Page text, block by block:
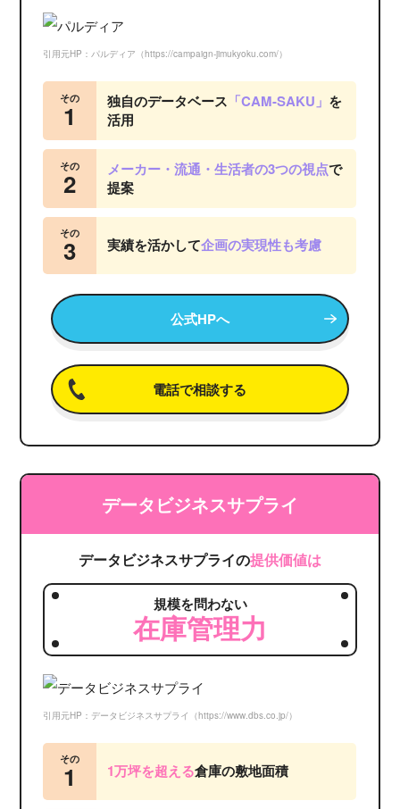
引用元HP：パルディア（https://campaign-jimukyoku.com/）
その
1 独自のデータベース 「CAM-SAKU」 を
活用
その
2 メーカー・流通・生活者の3つの視点で
提案
その
3 実績を活かして企画の実現性も考慮
公式HPへ
電話で相談する
データビジネスサプライ
データビジネスサプライの提供価値は
規模を問わない
在庫管理力
引用元HP：データビジネスサプライ（https://www.dbs.co.jp/）
その
1 1万坪を超える倉庫の敷地面積